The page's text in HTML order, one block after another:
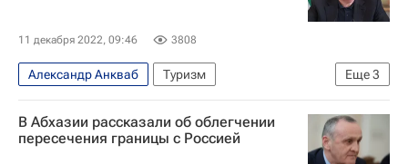
11 декабря 2022, 09:46 3808
Еще3
Александр Анкваб
Туризм
Новости - Туризм
Абхазия Россия
В Абхазии рассказали об облегчении
пересечения границы с Россией